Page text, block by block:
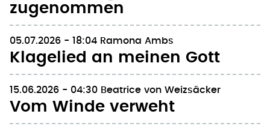
zugenommen
05.07.2026 - 18:04 Ramona Ambs
Klagelied an meinen Gott
15.06.2026 - 04:30 Beatrice von Weizsäcker
Vom Winde verweht